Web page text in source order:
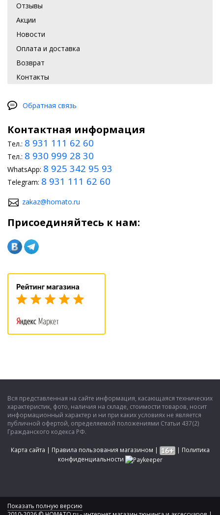
Отзывы
Акции
Новости
Оплата и доставка
Возврат
Контакты
Обратная связь
Контактная информация
Тел.: 8 931 111 62 60
Тел.: 8 930 999 28 30
WhatsApp: 8 925 342 95 93
Telegram: 8 931 111 62 60
zakaz@homato.ru
Присоединяйтесь к нам:
Вся представленная на сайте информация, касающаяся технических
характеристик, фото, наличия на складе, стоимости товаров, носит
информационный характер и ни при каких условиях не является
публичной офертой, определяемой положениями Статьи 437(2)
Гражданского кодекса РФ.
Карта сайта | Правила пользования магазином | | Политика
конфиденциальности
Показать полную версию